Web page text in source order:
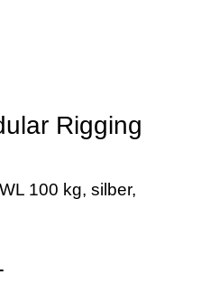
Rigging
100 kg, silber,